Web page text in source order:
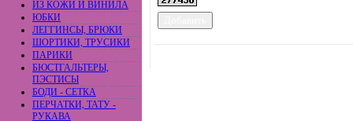
ИЗ КОЖИ И ВИНИЛА
ЮБКИ
ЛЕГГИНСЫ, БРЮКИ
ШОРТИКИ, ТРУСИКИ
ПАРИКИ
БЮСТГАЛЬТЕРЫ,
ПЭСТИСЫ
БОДИ - СЕТКА
ПЕРЧАТКИ, ТАТУ -
РУКАВА